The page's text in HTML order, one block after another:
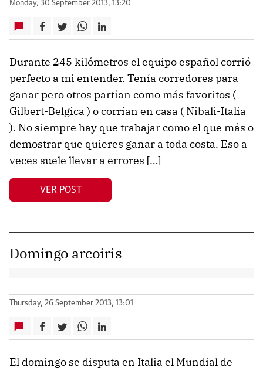
Monday, 30 September 2013, 13:20
Durante 245 kilómetros el equipo español corrió
perfecto a mi entender. Tenía corredores para
ganar pero otros partían como más favoritos (
Gilbert-Belgica ) o corrían en casa ( Nibali-Italia
). No siempre hay que trabajar como el que más o
demostrar que quieres ganar a toda costa. Eso a
veces suele llevar a errores […]
VER POST
Domingo arcoiris
Thursday, 26 September 2013, 13:01
El domingo se disputa en Italia el Mundial de